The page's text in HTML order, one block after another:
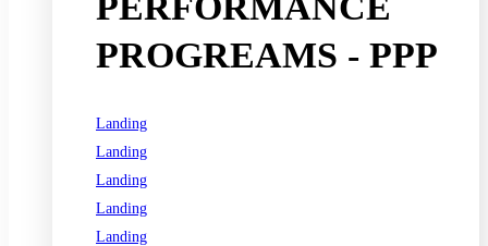
PROGREAMS - PPP
Landing
Landing
Landing
Landing
Landing